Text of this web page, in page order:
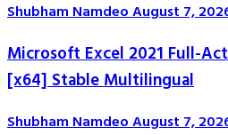
Shubham NamdeoAugust 7,
Microsoft Excel 2021 Full-
[x64] Stable Multilingual
Shubham NamdeoAugust 7,